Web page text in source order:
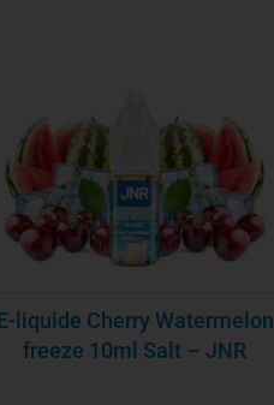
liquide Cherry Watermelon
freeze 10ml Salt – JNR